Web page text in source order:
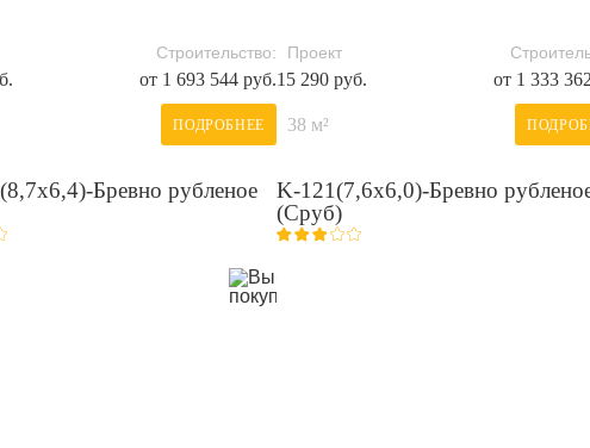
Строительство:
от 1 693 544 руб.
ПОДРОБНЕЕ
Проект
15 290 руб. от 1 333
38 м²
Бревно рубленое
K-121(7,6х6,0)-Бревно
(Сруб)